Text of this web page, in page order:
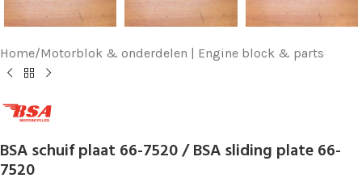
Home/Motorblok & onderdelen | Engine block & parts
BSA schuif plaat 66-7520 / BSA sliding plate 66-
7520